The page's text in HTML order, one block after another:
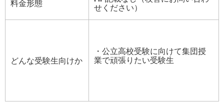
料金形態
せください）
どんな受験生向けか
・公立高校受験に向けて集団授
業で頑張りたい受験生